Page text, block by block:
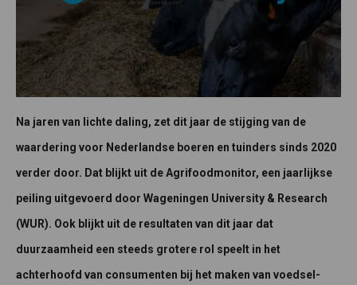
Na jaren van lichte daling, zet dit jaar de stijging van de
waardering voor Nederlandse boeren en tuinders sinds 2020
verder door. Dat blijkt uit de Agrifoodmonitor, een jaarlijkse
peiling uitgevoerd door Wageningen University & Research
(WUR). Ook blijkt uit de resultaten van dit jaar dat
duurzaamheid een steeds grotere rol speelt in het
achterhoofd van consumenten bij het maken van voedsel-